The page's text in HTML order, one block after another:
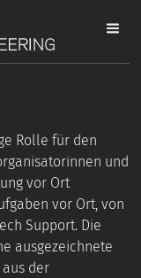
Rolle für den
und
vor Ort
vor Ort, von
Support. Die
ausgezeichnete
der